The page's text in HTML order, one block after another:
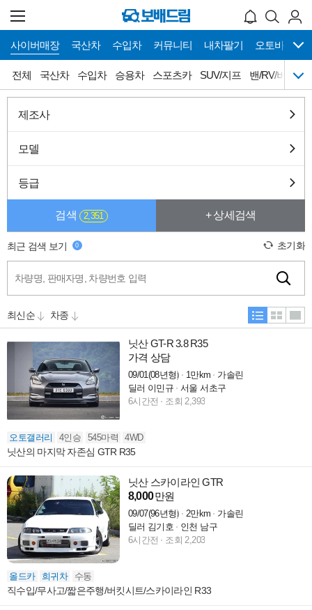
사이버매장 국산차 수입차 커뮤니티 내차팔기 오토바이
메
뉴
네
이
션
전체 국산차 수입차 승용차 스포츠카 SUV/지프 밴/RV/버스
사이버매장 바로가기
전체
스포츠카
캠핑카
희귀차
오토갤러리
제조사
모델
등급
검색 2,351 + 상세검색
최근 검색 보기 0 초기화
닛산 GT-R 3.8 R35
가격 상담
09/01(08년형) 1만km
가솔린
딜러 이민규
서울 서초구
6시간전
조회 2,393
오토갤러리 4인승 545마력 4WD
닛산의 마지막 자존심 GTR R35
닛산 스카이라인 GTR
8,000만원
09/07(96년형) 2만km
가솔린
딜러 김기호
인천 남구
6시간전
조회 2,203
올드카 희귀차 수동
직수입/무사고/짧은주행/버킷시트/스카이라인 R33